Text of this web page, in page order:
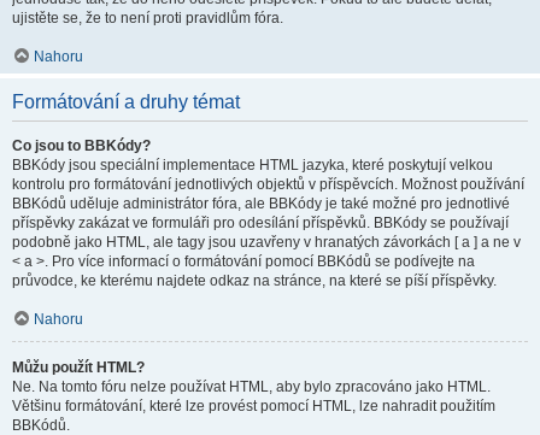
ujistěte se, že to není proti pravidlům fóra.
Nahoru
Formátování a druhy témat
Co jsou to BBKódy?
BBKódy jsou speciální implementace HTML jazyka, které poskytují velkou
kontrolu pro formátování jednotlivých objektů v příspěvcích. Možnost používání
BBKódů uděluje administrátor fóra, ale BBKódy je také možné pro jednotlivé
příspěvky zakázat ve formuláři pro odesílání příspěvků. BBKódy se používají
podobně jako HTML, ale tagy jsou uzavřeny v hranatých závorkách [ a ] a ne v
< a >. Pro více informací o formátování pomocí BBKódů se podívejte na
průvodce, ke kterému najdete odkaz na stránce, na které se píší příspěvky.
Nahoru
Můžu použít HTML?
Ne. Na tomto fóru nelze používat HTML, aby bylo zpracováno jako HTML.
Většinu formátování, které lze provést pomocí HTML, lze nahradit použitím
BBKódů.